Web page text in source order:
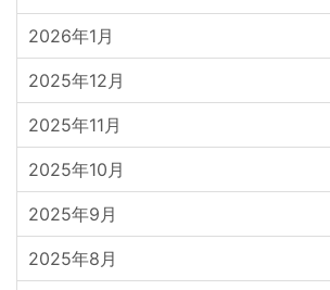
2026年1月
2025年12月
2025年11月
2025年10月
2025年9月
2025年8月